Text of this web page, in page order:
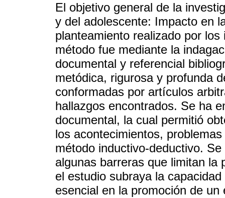
El objetivo general de la
y del adolescente: Impacto en
planteamiento realizado por
método fue mediante la
documental y referencial
metódica, rigurosa y profunda
conformadas por artículos
hallazgos encontrados. Se ha
documental, la cual permitió
los acontecimientos,
método inductivo-deductivo.
algunas barreras que limitan la
el estudio subraya la
esencial en la promoción de